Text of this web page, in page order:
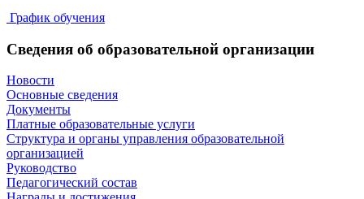
График обучения
Сведения об образовательной организации
Новости
Основные сведения
Документы
Платные образовательные услуги
Структура и органы управления образовательной
организацией
Руководство
Педагогический состав